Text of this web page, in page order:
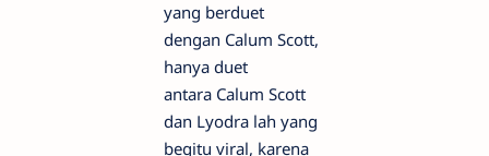
yang berduet
dengan Calum Scott,
hanya duet
antara Calum Scott
dan Lyodra lah yang
begitu viral, karena